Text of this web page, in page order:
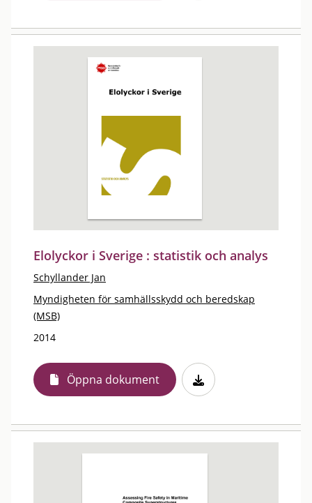
Elolyckor i Sverige : statistik och analys
Schyllander Jan
Myndigheten för samhällsskydd och beredskap
(MSB)
2014
Öppna dokument